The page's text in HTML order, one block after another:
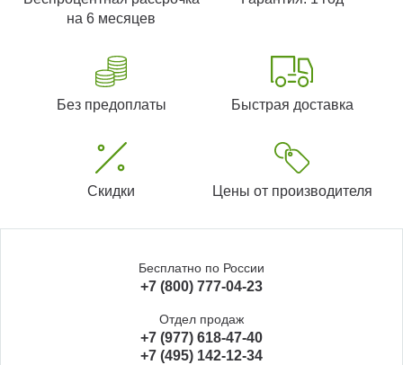
на 6 месяцев
Без предоплаты Быстрая доставка
Скидки Цены от производителя
Бесплатно по России
+7 (800) 777-04-23
Отдел продаж
+7 (977) 618-47-40
+7 (495) 142-12-34